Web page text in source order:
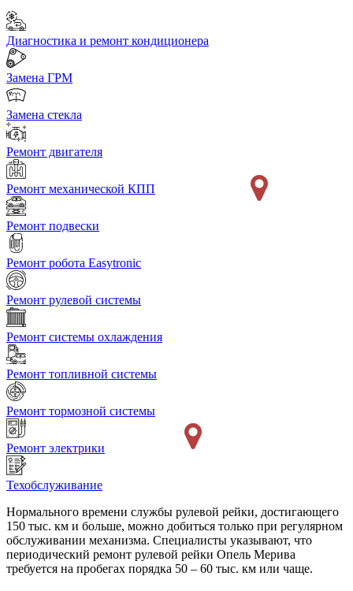
Диагностика и ремонт кондиционера
Замена ГРМ
Замена стекла
Ремонт двигателя
Ремонт механической КПП
Ремонт подвески
Ремонт робота Easytronic
Ремонт рулевой системы
Ремонт системы охлаждения
Ремонт топливной системы
Ремонт тормозной системы
Ремонт электрики
Техобслуживание
Нормального времени службы рулевой рейки, достигающего
150 тыс. км и больше, можно добиться только при регулярном
обслуживании механизма. Специалисты указывают, что
периодический ремонт рулевой рейки Опель Мерива
требуется на пробегах порядка 50 – 60 тыс. км или чаще.